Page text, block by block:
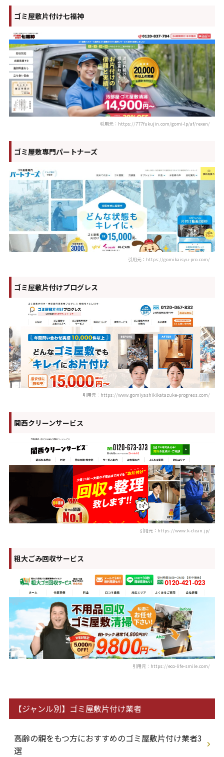
ゴミ屋敷片付け七福神
引用元：https://777fukujin.com/gomi-lp/af/rexen/
ゴミ屋敷専門パートナーズ
引用元：https://gomikaisyu-pro.com/
ゴミ屋敷片付けプログレス
引用元：https://www.gomiyashikikatazuke-progress.com/
関西クリーンサービス
引用元：https://www.k-clean.jp/
粗大ごみ回収サービス
引用元：https://eco-life-smile.com/
【ジャンル別】ゴミ屋敷片付け業者
高齢の親をもつ方におすすめのゴミ屋敷片付け業者3
選